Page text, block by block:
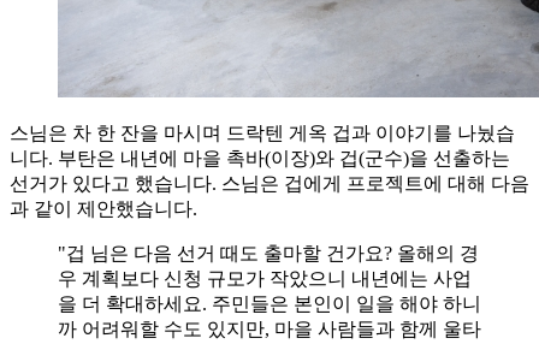
스님은 차 한 잔을 마시며 드락텐 게옥 겁과 이야기를 나눴습
니다. 부탄은 내년에 마을 촉바(이장)와 겁(군수)을 선출하는
선거가 있다고 했습니다. 스님은 겁에게 프로젝트에 대해 다음
과 같이 제안했습니다.
"겁 님은 다음 선거 때도 출마할 건가요? 올해의 경
우 계획보다 신청 규모가 작았으니 내년에는 사업
을 더 확대하세요. 주민들은 본인이 일을 해야 하니
까 어려워할 수도 있지만, 마을 사람들과 함께 울타